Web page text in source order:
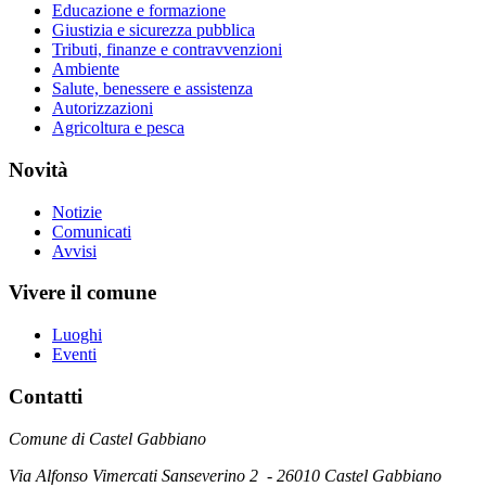
Educazione e formazione
Giustizia e sicurezza pubblica
Tributi, finanze e contravvenzioni
Ambiente
Salute, benessere e assistenza
Autorizzazioni
Agricoltura e pesca
Novità
Notizie
Comunicati
Avvisi
Vivere il comune
Luoghi
Eventi
Contatti
Comune di Castel Gabbiano
Via Alfonso Vimercati Sanseverino 2 - 26010 Castel Gabbiano